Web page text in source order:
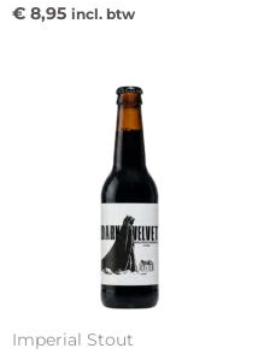
€ 8,95 incl. btw
Imperial Stout